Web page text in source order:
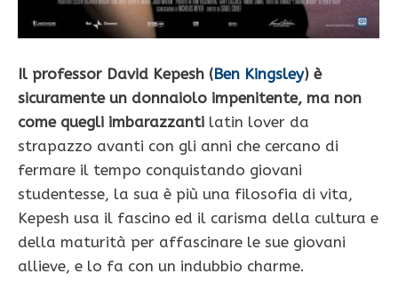
Il professor David Kepesh (Ben Kingsley) è
sicuramente un donnaiolo impenitente, ma non
come quegli imbarazzanti latin lover da
strapazzo avanti con gli anni che cercano di
fermare il tempo conquistando giovani
studentesse, la sua è più una filosofia di vita,
Kepesh usa il fascino ed il carisma della cultura e
della maturità per affascinare le sue giovani
allieve, e lo fa con un indubbio charme.